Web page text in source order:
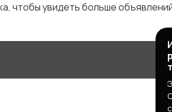
чтобы увидеть больше